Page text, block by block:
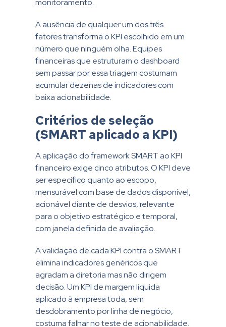
monitoramento.
A ausência de qualquer um dos três
fatores transforma o KPI escolhido em um
número que ninguém olha. Equipes
financeiras que estruturam o dashboard
sem passar por essa triagem costumam
acumular dezenas de indicadores com
baixa acionabilidade.
Critérios de seleção
(SMART aplicado a KPI)
A aplicação do framework SMART ao KPI
financeiro exige cinco atributos. O KPI deve
ser específico quanto ao escopo,
mensurável com base de dados disponível,
acionável diante de desvios, relevante
para o objetivo estratégico e temporal,
com janela definida de avaliação.
A validação de cada KPI contra o SMART
elimina indicadores genéricos que
agradam a diretoria mas não dirigem
decisão. Um KPI de margem líquida
aplicado à empresa toda, sem
desdobramento por linha de negócio,
costuma falhar no teste de acionabilidade.